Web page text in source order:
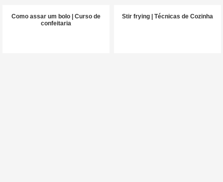
Como assar um bolo | Curso de
confeitaria
Stir frying | Técnicas de Cozinha